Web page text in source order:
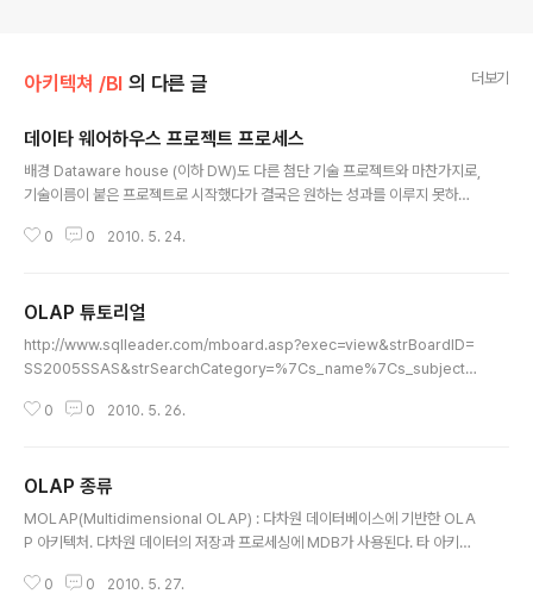
아키텍쳐 /BI 의 다른 글 더보기
데이타 웨어하우스 프로젝트 프로세스
배경 Dataware house (이하 DW)도 다른 첨단 기술 프로젝트와 마찬가지로,
기술이름이 붙은 프로젝트로 시작했다가 결국은 원하는 성과를 이루지 못하는
을 확보해야 하는데, 웹서비스만 구축하면 SOA라고 이름 붙여지고 결국 실패
계. 왜 DW를 도입하는지에 대해서 이유를 찾을것 DW는 기본적으로 경영진에
필요한 비지니스 데이타를 적재적시에 가공하여 의사결정을 도와주고자 하는데
그 목적이 있다. 즉 최종 사용자는 의사결정자가 되는 것이다. 고로, DW를 도입
0 0 2010. 5. 24.
OLAP 튜토리얼
http://www.sqlleader.com/mboard.asp?exec=view&strBoardID=
SS2005SSAS&strSearchCategory=%7Cs_name%7Cs_subject%
0 0 2010. 5. 26.
OLAP 종류
MOLAP(Multidimensional OLAP) : 다차원 데이터베이스에 기반한 OLA
P 아키텍처. 다차원 데이터의 저장과 프로세싱에 MDB가 사용된다. 타 아키텍
로세싱에 동일한 엔진이 사용 대표적인 제품 : 하이페리언 솔루션의 에스베이
0 0 2010. 5. 27.